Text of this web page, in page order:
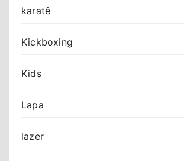
karatê
Kickboxing
Kids
Lapa
lazer